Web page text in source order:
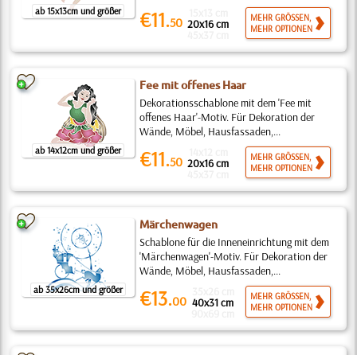
ab 15x13cm und größer €11.50 20x16 cm
MEHR GRÖSSEN,
MEHR OPTIONEN
ab 14x12cm und größer
Fee mit offenes Haar
Dekorationsschablone mit dem 'Fee mit
offenes Haar'-Motiv. Für Dekoration der
Wände, Möbel, Hausfassaden,...
€11.50 20x16 cm
MEHR GRÖSSEN,
MEHR OPTIONEN
ab 35x26cm und größer
Märchenwagen
Schablone für die Inneneinrichtung mit dem
'Märchenwagen'-Motiv. Für Dekoration der
Wände, Möbel, Hausfassaden,...
€13.00 40x31 cm
MEHR GRÖSSEN,
MEHR OPTIONEN